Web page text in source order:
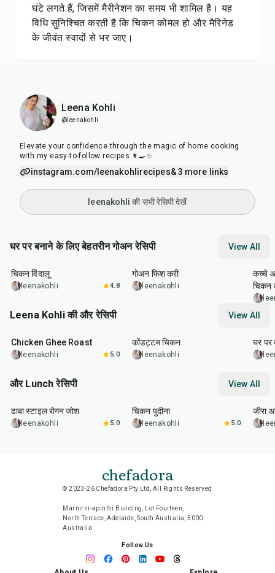
घंटे लगते हैं, जिसमें मैरीनेशन का समय भी शामिल है। यह
विधि सुनिश्चित करती है कि चिकन कोमल हो और मैरिनेड
के जीवंत स्वादों से भर जाए।
Leena Kohli
@leenakohli
Elevate your confidence through the magic of home cooking
with my easy-to-follow recipes 👩‍🍳✨
instagram.com/leenakohlirecipes& 3 more links
leenakohli की सभी रेसिपी देखें
घर पर बनाने के लिए बेहतरीन गोअन रेसिपी View All
35
चिकन विंदालू
leenakohli 4.8
40
गोअन फिश करी
leenakohli
कच्चे
चिकन
Leena Kohli की और रेसिपी View All
Chicken Ghee Roast
leenakohli 5.0
कोंडट्टम चिकन
leenakohli
घर पर
और Lunch रेसिपी View All
1
ढाबा स्टाइल रोगन जोश
leenakohli 5.0
चिकन पुदीना
leenakohli 5.0
जीरा
chefadora
© 2023-26 Chefadora Pty Ltd, All Rights Reserved
Marnirni-apinthi Building, Lot Fourteen,
North Terrace, Adelaide, South Australia, 5000
Australia
Follow Us